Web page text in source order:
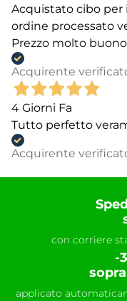
Acquistato cibo per
ordine processato
Prezzo molto
Acquirente
4 Giorni Fa
Tutto perfetto
Acquirente
con corriere
-
applicato